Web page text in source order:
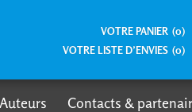
VOTRE PANIER (0)
VOTRE LISTE D’ENVIES (0)
Auteurs Contacts &